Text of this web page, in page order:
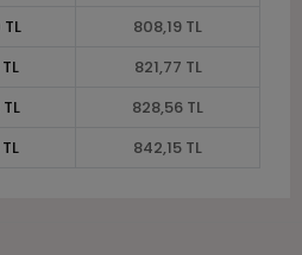
808,19 TL
821,77 TL
828,56 TL
842,15 TL